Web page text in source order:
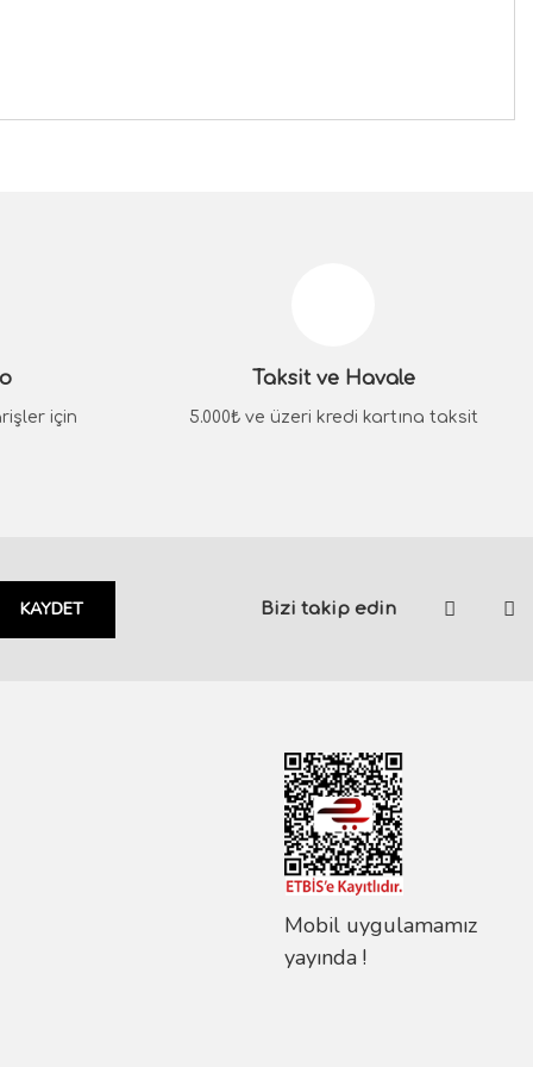
için
Taksit ve Havale
5.000₺ ve üzeri kredi kartına taksit
KAYDET Bizi takip edin
Mobil uygulamamız
yayında !